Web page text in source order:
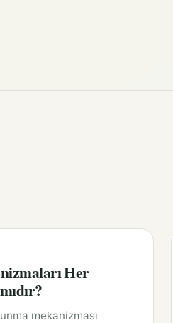
Her
mekanizması